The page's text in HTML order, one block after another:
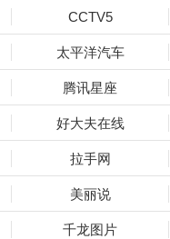
CCTV5
太平洋汽车
腾讯星座
好大夫在线
拉手网
美丽说
千龙图片